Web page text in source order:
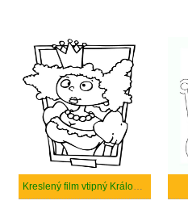
Kreslený film vtipný Královna